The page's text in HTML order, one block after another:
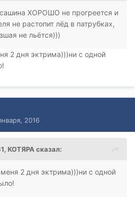
сашина ХОРОШО не прогреется и
не растопит лёд в патрубках,
не льётся)))
2 дня эктрима)))ни с одной
2016
КОТЯРА сказал:
2 дня эктрима)))ни с одной